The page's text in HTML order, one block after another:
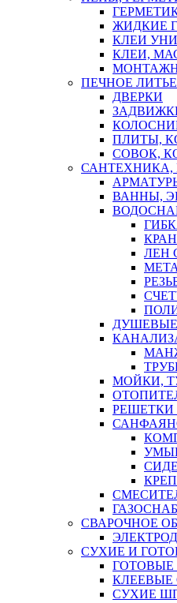
ЖИДКИЕ
КЛЕИ
КЛЕИ,
ПЕЧНОЕ ЛИТЬЕ
ДВЕРКИ
ПЛИТЫ,
СОВОК,
САНТЕХНИКА,
ВАННЫ,
ЛЕН
МОЙКИ,
СВАРОЧНОЕ
СУХИЕ И
СУХИЕ